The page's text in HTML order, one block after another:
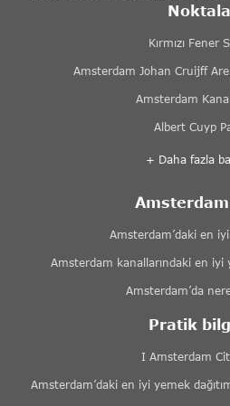
Kırmızı Fener
Amsterdam Johan Cruijff
Amsterdam
Albert Cuyp
+ Daha fazla
Amsterdam’daki en
Amsterdam kanallarındaki en iyi
Amsterdam’da
Pratik
I Amsterdam
Amsterdam’daki en iyi yemek